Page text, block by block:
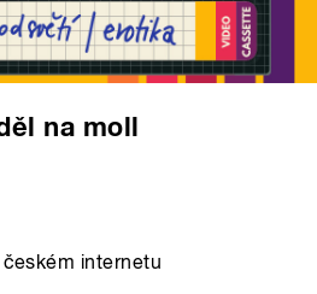
na moll
internetu